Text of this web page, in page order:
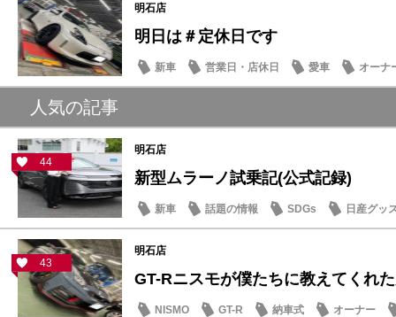
明石店
明日は＃定休日です
新車 営業日・店休日 愛車 オーナ
人気の記事
44
明石店
新型ムラーノ試乗記(公式記録)
新車 話題の情報 SDGs 日産グッ
43
明石店
GT-Rニスモが僕たちに教えてくれ
NISMO GT-R 納車式 オーナー